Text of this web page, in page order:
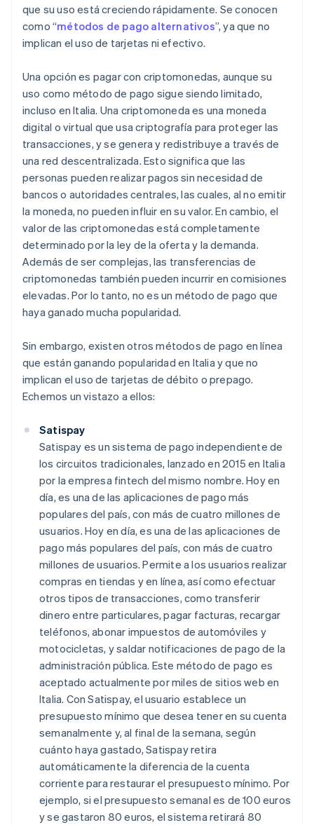
que su uso está creciendo rápidamente. Se conocen
como “métodos de pago alternativos”, ya que no
implican el uso de tarjetas ni efectivo.
Una opción es pagar con criptomonedas, aunque su
uso como método de pago sigue siendo limitado,
incluso en Italia. Una criptomoneda es una moneda
digital o virtual que usa criptografía para proteger las
transacciones, y se genera y redistribuye a través de
una red descentralizada. Esto significa que las
personas pueden realizar pagos sin necesidad de
bancos o autoridades centrales, las cuales, al no emitir
la moneda, no pueden influir en su valor. En cambio, el
valor de las criptomonedas está completamente
determinado por la ley de la oferta y la demanda.
Además de ser complejas, las transferencias de
criptomonedas también pueden incurrir en comisiones
elevadas. Por lo tanto, no es un método de pago que
haya ganado mucha popularidad.
Sin embargo, existen otros métodos de pago en línea
que están ganando popularidad en Italia y que no
implican el uso de tarjetas de débito o prepago.
Echemos un vistazo a ellos:
Satispay
Satispay es un sistema de pago independiente de
los circuitos tradicionales, lanzado en 2015 en Italia
por la empresa fintech del mismo nombre. Hoy en
día, es una de las aplicaciones de pago más
populares del país, con más de cuatro millones de
usuarios. Hoy en día, es una de las aplicaciones de
pago más populares del país, con más de cuatro
millones de usuarios. Permite a los usuarios realizar
compras en tiendas y en línea, así como efectuar
otros tipos de transacciones, como transferir
dinero entre particulares, pagar facturas, recargar
teléfonos, abonar impuestos de automóviles y
motocicletas, y saldar notificaciones de pago de la
administración pública. Este método de pago es
aceptado actualmente por miles de sitios web en
Italia. Con Satispay, el usuario establece un
presupuesto mínimo que desea tener en su cuenta
semanalmente y, al final de la semana, según
cuánto haya gastado, Satispay retira
automáticamente la diferencia de la cuenta
corriente para restaurar el presupuesto mínimo. Por
ejemplo, si el presupuesto semanal es de 100 euros
y se gastaron 80 euros, el sistema retirará 80